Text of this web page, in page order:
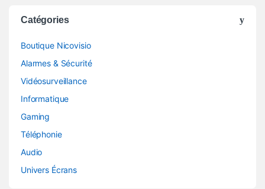
Catégories
Boutique Nicovisio
Alarmes & Sécurité
Vidéosurveillance
Informatique
Gaming
Téléphonie
Audio
Univers Écrans